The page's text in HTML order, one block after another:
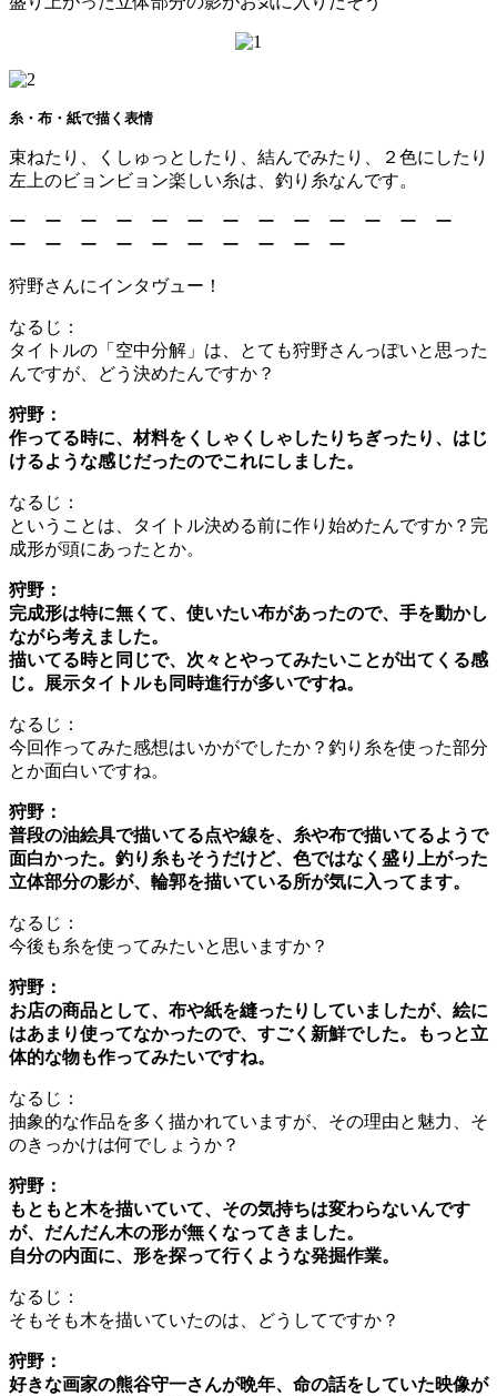
糸・布・紙で描く表情
束ねたり、くしゅっとしたり、結んでみたり、２色にしたり
左上のビョンビョン楽しい糸は、釣り糸なんです。
ー ー ー ー ー ー ー ー ー ー ー ー ー
ー ー ー ー ー ー ー ー ー ー
狩野さんにインタヴュー！
なるじ：
タイトルの「空中分解」は、とても狩野さんっぽいと思った
んですが、どう決めたんですか？
狩野：
作ってる時に、材料をくしゃくしゃしたりちぎったり、はじ
けるような感じだったのでこれにしました。
なるじ：
ということは、タイトル決める前に作り始めたんですか？完
成形が頭にあったとか。
狩野：
完成形は特に無くて、使いたい布があったので、手を動かし
ながら考えました。
描いてる時と同じで、次々とやってみたいことが出てくる感
じ。展示タイトルも同時進行が多いですね。
なるじ：
今回作ってみた感想はいかがでしたか？釣り糸を使った部分
とか面白いですね。
狩野：
普段の油絵具で描いてる点や線を、糸や布で描いてるようで
面白かった。釣り糸もそうだけど、色ではなく 盛り上がった
立体部分の影が、輪郭を描いている所が気に入ってます。
なるじ：
今後も糸を使ってみたいと思いますか？
狩野：
お店の商品として、布や紙を縫ったりしていましたが、絵に
はあまり使ってなかったので、すごく新鮮でした。もっと立
体的な物も作ってみたいですね。
なるじ：
抽象的な作品を多く描かれていますが、その理由と魅力、そ
のきっかけは何でしょうか？
狩野：
もともと木を描いていて、その気持ちは変わらないんです
が、だんだん木の形が無くなってきました。
自分の内面に、形を探って行くような発掘作業。
なるじ：
そもそも木を描いていたのは、どうしてですか？
狩野：
好きな画家の熊谷守一さんが晩年、命の話をしていた映像が